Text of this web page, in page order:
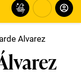
Alvarez